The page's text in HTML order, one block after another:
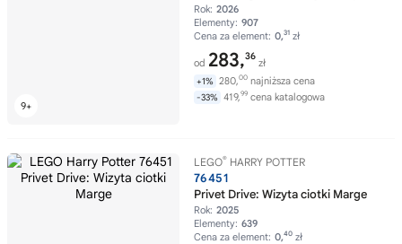
Rok: 2026
Elementy: 907
Cena za element: 0,31 zł
od 283,36
zł
+1% 280,00 najniższa cena
-33% 419,99 cena katalogowa
LEGO® HARRY POTTER
76451
Privet Drive: Wizyta ciotki Marge
Rok: 2025
Elementy: 639
Cena za element: 0,40 zł